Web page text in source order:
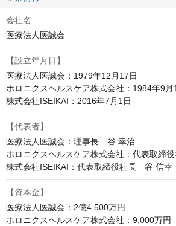
会社名
医療法人医誠会
【設立年月日】
医療法人医誠会：1979年12月17日
ホロニクスヘルスケア株式会社：1984年9月
株式会社ISEIKAI：2016年7月1日
【代表者】
医療法人医誠会：理事長　谷 幸治
ホロニクスヘルスケア株式会社：代表取締
株式会社ISEIKAI：代表取締役社長　谷 信幸
【資本金】
医療法人医誠会：2億4,500万円
ホロニクスヘルスケア株式会社：9,000万円